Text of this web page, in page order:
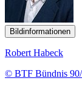
Bildinformationen
Robert Habeck
© BTF Bündnis